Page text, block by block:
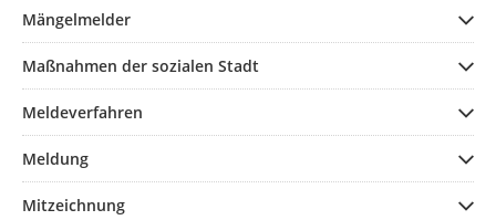
Mängelmelder
Maßnahmen der sozialen Stadt
Meldeverfahren
Meldung
Mitzeichnung